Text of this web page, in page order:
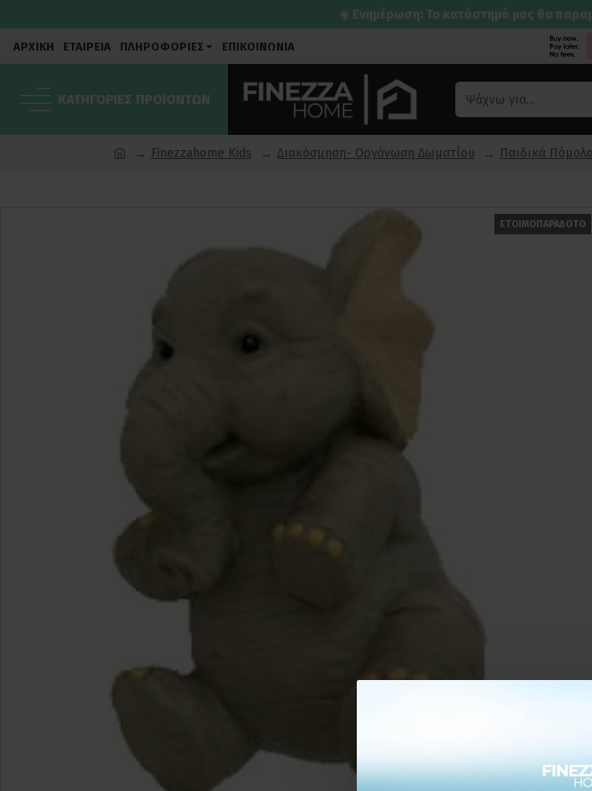
☀️ Ενημέρωση: Το κατάστημά μας θα
ΑΡΧΙΚΗ ΕΤΑΙΡΕΙΑ ΠΛΗΡΟΦΟΡΙΕΣ ΕΠΙΚΟΙΝΩΝΙΑ
ΚΑΤΗΓΟΡΙΕΣ ΠΡΟΙΟΝΤΩΝ
Finezzahome Kids Διακόσμηση- Οργάνωση Δωματίου Παιδικά Πόμολα
ΕΤΟΙΜΟΠΑΡΑΔΟΤΟ